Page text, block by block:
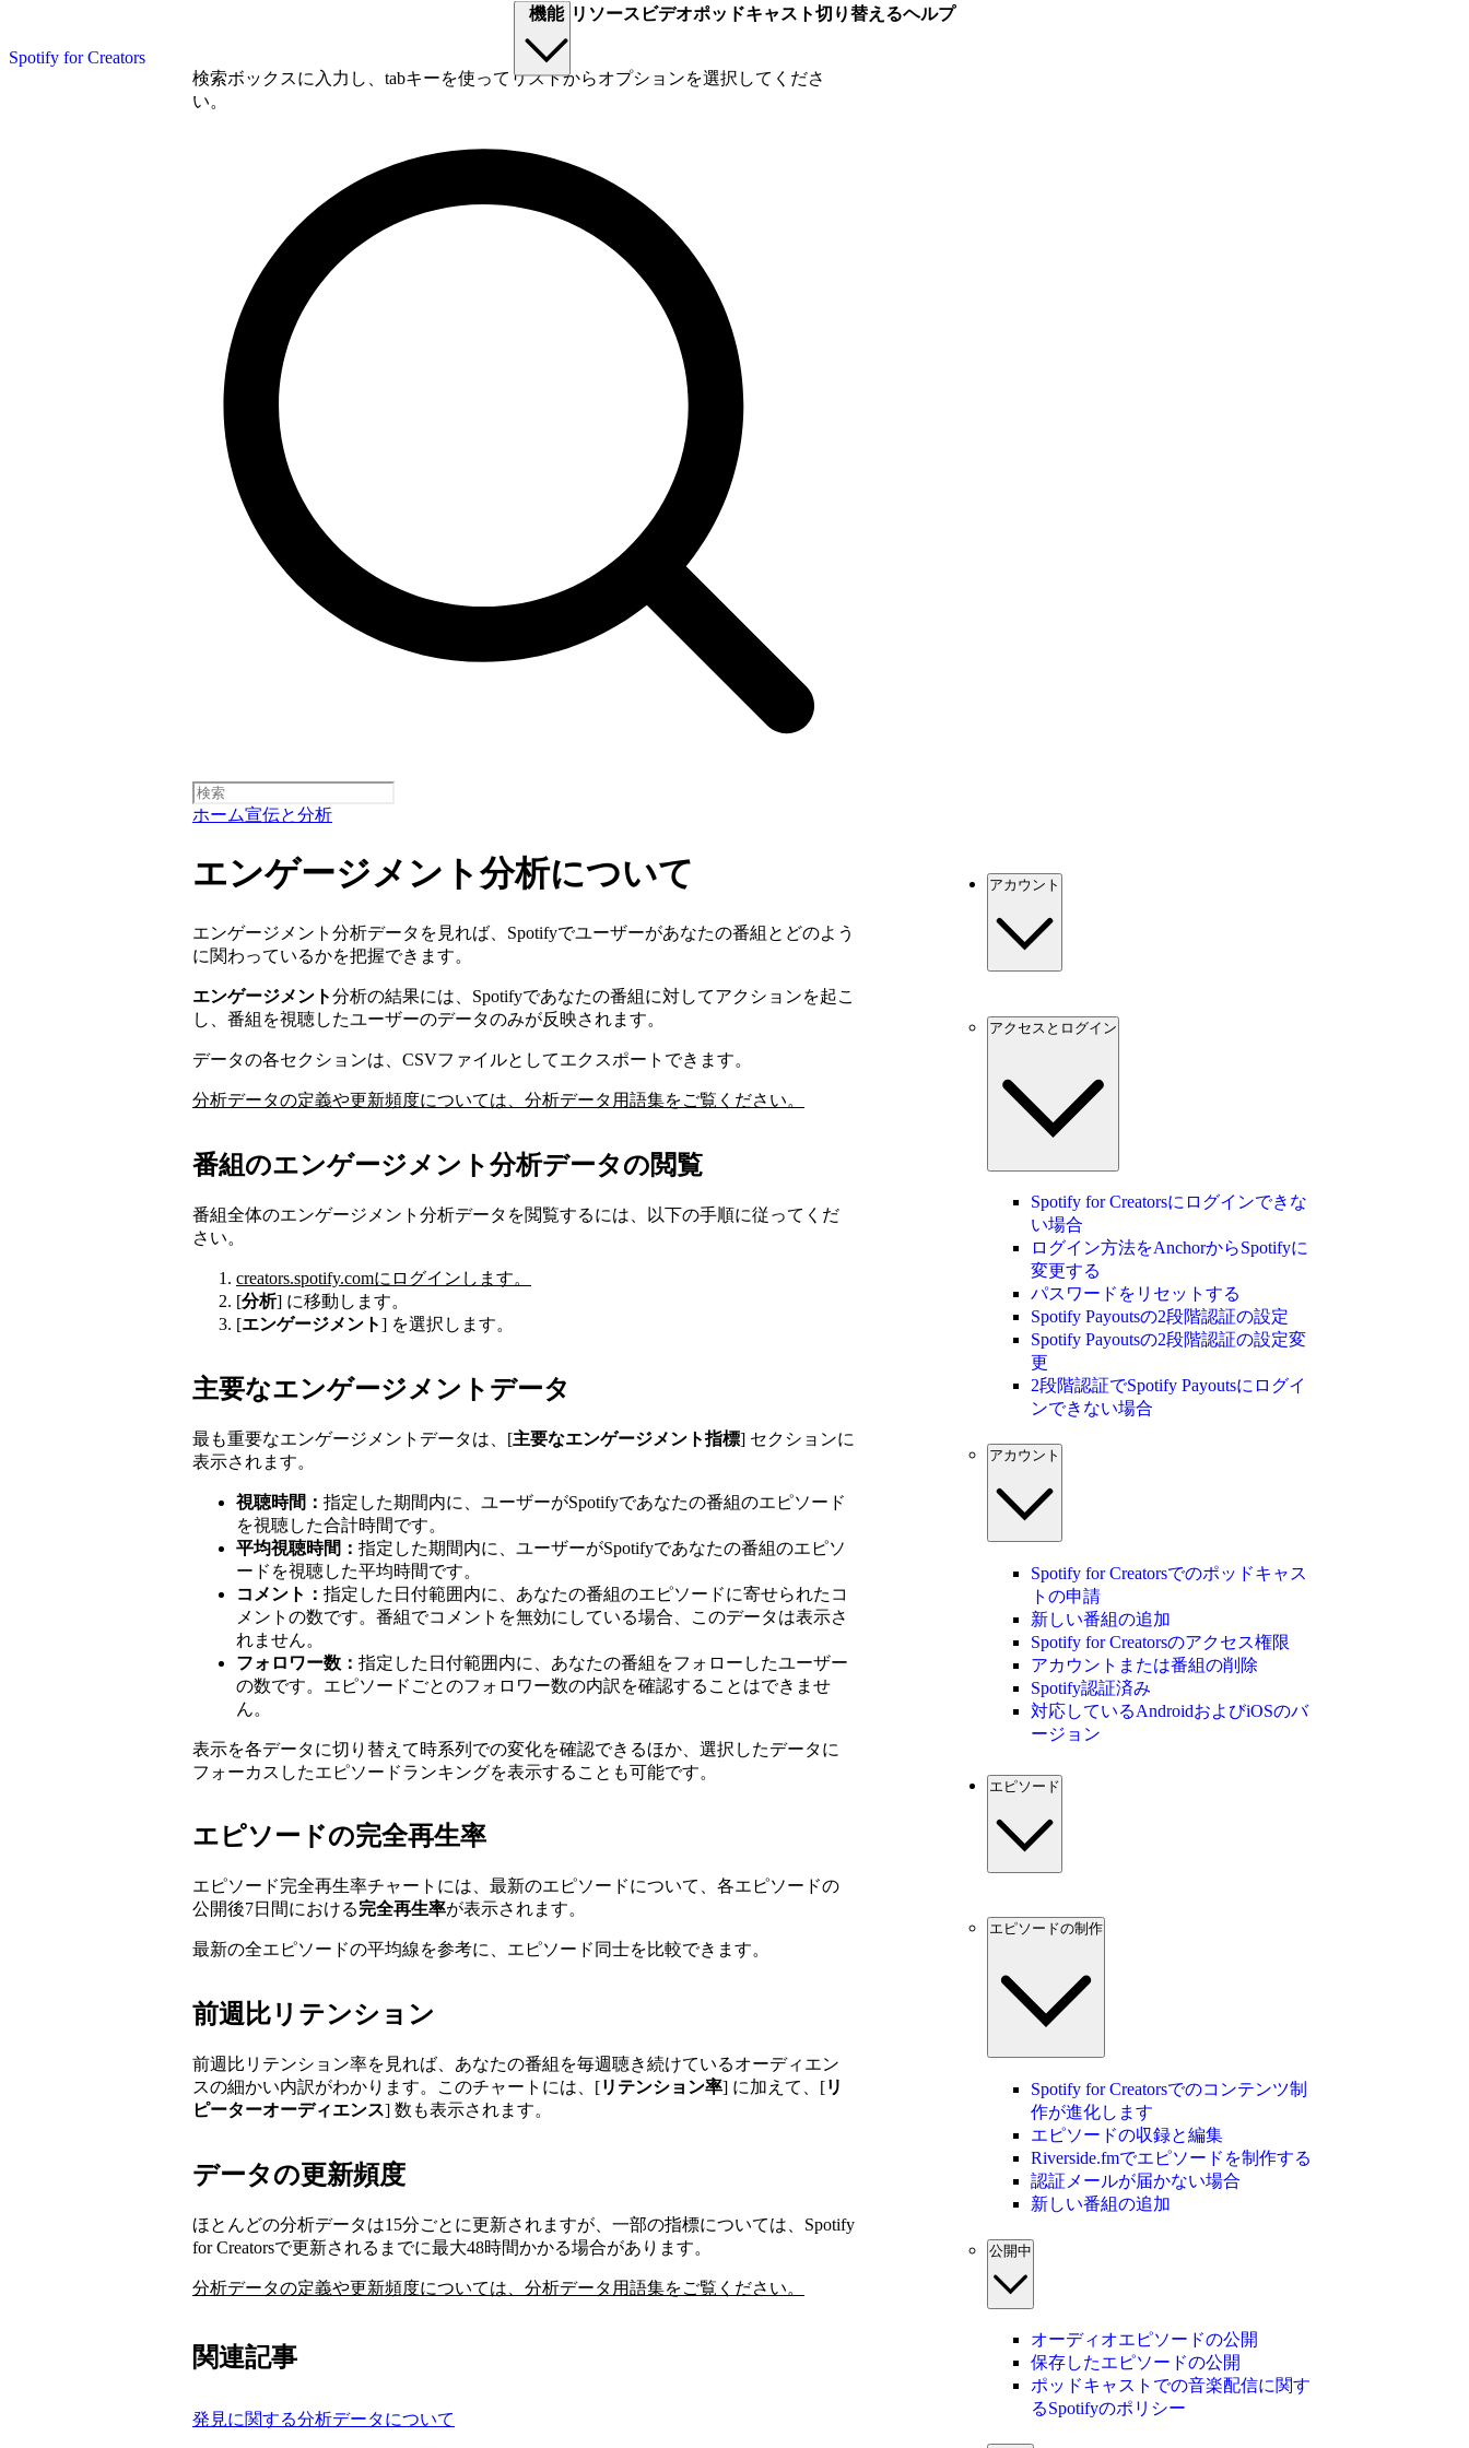
Spotify for Creators
機能 リソース ビデオポッドキャスト切り替えるヘルプ
検索ボックスに入力し、tabキーを使ってリストからオプションを選択してくださ
い。
ホーム宣伝と分析
エンゲージメント分析について
エンゲージメント分析データを見れば、Spotifyでユーザーがあなたの番組とどのよう
に関わっているかを把握できます。
エンゲージメント分析の結果には、Spotifyであなたの番組に対してアクションを起こ
し、番組を視聴したユーザーのデータのみが反映されます。
データの各セクションは、CSVファイルとしてエクスポートできます。
分析データの定義や更新頻度については、分析データ用語集をご覧ください。
番組のエンゲージメント分析データの閲覧
番組全体のエンゲージメント分析データを閲覧するには、以下の手順に従ってくだ
さい。
creators.spotify.comにログインします。
[分析] に移動します。
[エンゲージメント] を選択します。
主要なエンゲージメントデータ
最も重要なエンゲージメントデータは、[主要なエンゲージメント指標] セクションに
表示されます。
視聴時間： 指定した期間内に、ユーザーがSpotifyであなたの番組のエピソード
を視聴した合計時間です。
平均視聴時間： 指定した期間内に、ユーザーがSpotifyであなたの番組のエピソ
ードを視聴した平均時間です。
コメント： 指定した日付範囲内に、あなたの番組のエピソードに寄せられたコ
メントの数です。番組でコメントを無効にしている場合、このデータは表示さ
れません。
フォロワー数： 指定した日付範囲内に、あなたの番組をフォローしたユーザー
の数です。エピソードごとのフォロワー数の内訳を確認することはできませ
ん。
表示を各データに切り替えて時系列での変化を確認できるほか、選択したデータに
フォーカスしたエピソードランキングを表示することも可能です。
エピソードの完全再生率
エピソード完全再生率チャートには、最新のエピソードについて、各エピソードの
公開後7日間における完全再生率が表示されます。
最新の全エピソードの平均線を参考に、エピソード同士を比較できます。
前週比リテンション
前週比リテンション率を見れば、あなたの番組を毎週聴き続けているオーディエン
スの細かい内訳がわかります。このチャートには、[リテンション率] に加えて、[リ
ピーターオーディエンス] 数も表示されます。
データの更新頻度
ほとんどの分析データは15分ごとに更新されますが、一部の指標については、Spotify
for Creatorsで更新されるまでに最大48時間かかる場合があります。
分析データの定義や更新頻度については、分析データ用語集をご覧ください。
関連記事
発見に関する分析データについて
アカウント
アクセスとログイン
Spotify for Creatorsにログインできな
い場合
ログイン方法をAnchorからSpotifyに
変更する
パスワードをリセットする
Spotify Payoutsの2段階認証の設定
Spotify Payoutsの2段階認証の設定変
更
2段階認証でSpotify Payoutsにログイ
ンできない場合
アカウント
Spotify for Creatorsでのポッドキャス
トの申請
新しい番組の追加
Spotify for Creatorsのアクセス権限
アカウントまたは番組の削除
Spotify認証済み
対応しているAndroidおよびiOSのバ
ージョン
エピソード
エピソードの制作
Spotify for Creatorsでのコンテンツ制
作が進化します
エピソードの収録と編集
Riverside.fmでエピソードを制作する
認証メールが届かない場合
新しい番組の追加
公開中
オーディオエピソードの公開
保存したエピソードの公開
ポッドキャストでの音楽配信に関す
るSpotifyのポリシー